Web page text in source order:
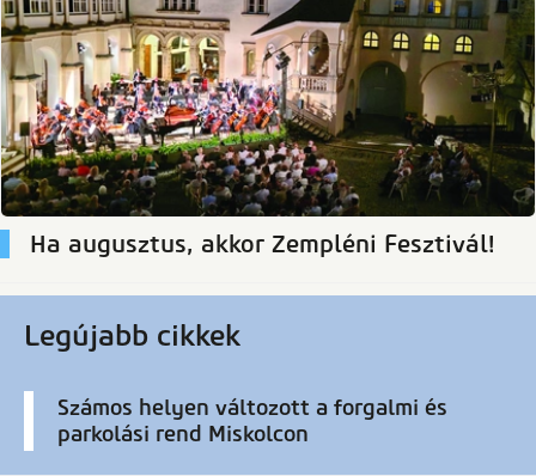
Ha augusztus, akkor Zempléni Fesztivál!
Legújabb cikkek
Számos helyen változott a forgalmi és
parkolási rend Miskolcon